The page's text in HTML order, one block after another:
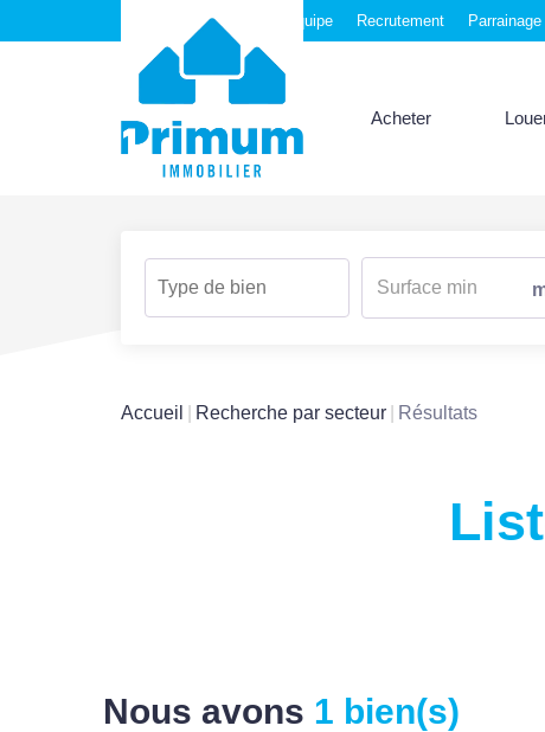
Nos agences Notre équipe Recrutement Parrainage
Acheter
Accueil Recherche par secteur Résultats
Nous avons 1 bien(s)